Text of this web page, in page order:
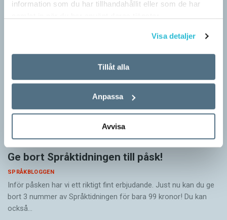
information som du har tillhandahållit eller som de har
Visa detaljer
Tillåt alla
Anpassa
Avvisa
barn och vuxna tillägnar…
Ge bort Språktidningen till påsk!
SPRÅKBLOGGEN
Inför påsken har vi ett riktigt fint erbjudande. Just nu kan du ge
bort 3 nummer av Språktidningen för bara 99 kronor! Du kan
också…